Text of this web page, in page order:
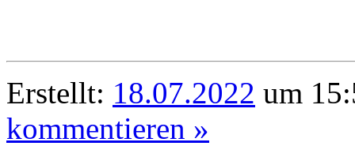
Erstellt: 18.07.2022 um
kommentieren »